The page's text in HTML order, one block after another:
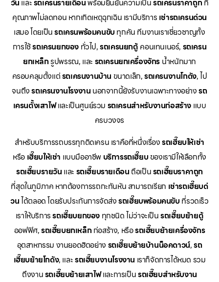
วัน และรถเครนรายเดือนพร้อมยืนยันความเป็นรถเครนราคาถูกที่
คุณภาพไม่ลดทอน หากเกิดเหตุฉุกเฉิน เรามีบริการ เช่ารถเครนด่วน
เสมอ โดยเป็นรถเครนพร้อมคนขับ ทุกคัน ทีมงานเราเชี่ยวชาญทั้ง
การใช้รถเครนยกของ ทั่วไป,รถเครนยกตู้ คอนเทนเนอร์, รถเครน
ยกเหล็กรูปพรรณ, และ รถเครนยกเครื่องจักร น้ำหนักมาก
ครอบคลุมตั้งแต่รถเครนงานบ้าน ขนาดเล็ก,รถเครนงานโกดัง, ไป
จนถึงรถเครนงานโรงงาน นอกจากนี้ยังรับงานเฉพาะทางอย่างรถ
เครนตั้งเสาไฟและเป็นศูนย์รวม รถเครนสำหรับงานก่อสร้าง แบบ
ครบวงจร
สำหรับบริการรถบรรทุกติดเครน เราคือที่หนึ่งเรื่องรถเฮี๊ยบให้เช่า
หรือ เฮี๊ยบให้เช่า แบบมืออาชีพ บริการรถเฮี๊ยบ ของเรามีให้เลือกทั้ง
รถเฮี๊ยบรายวัน และ รถเฮี๊ยบรายเดือน ถือเป็นรถเฮี๊ยบราคาถูก
ที่สุดในภูมิภาค หากต้องการรถกะทันหัน สามารถเรียก เช่ารถเฮี๊ยบด่
วนได้ตลอด โดยรับประกันการจัดส่งรถเฮี๊ยบพร้อมคนขับ ที่รวดเร็ว
เราให้บริการรถเฮี๊ยบยกของ ทุกชนิด ไม่ว่าจะเป็นรถเฮี๊ยบย้ายตู้
ออฟฟิศ,รถเฮี๊ยบยกเหล็กก่อสร้าง, หรือรถเฮี๊ยบย้ายเครื่องจักร
อุตสาหกรรม งานยอดฮิตอย่าง รถเฮี๊ยบย้ายบ้านน็อคดาวน์,รถ
เฮี๊ยบย้ายโกดัง, และรถเฮี๊ยบงานโรงงาน เราก็จัดการได้หมด รวม
ถึงงานรถเฮี๊ยบย้ายเสาไฟและการเป็นรถเฮี๊ยบสำหรับงาน